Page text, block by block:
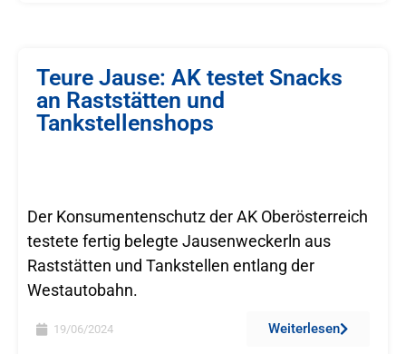
Teure Jause: AK testet Snacks
an Raststätten und
Tankstellenshops
Der Konsumentenschutz der AK Oberösterreich
testete fertig belegte Jausenweckerln aus
Raststätten und Tankstellen entlang der
Westautobahn.
19/06/2024 Weiterlesen